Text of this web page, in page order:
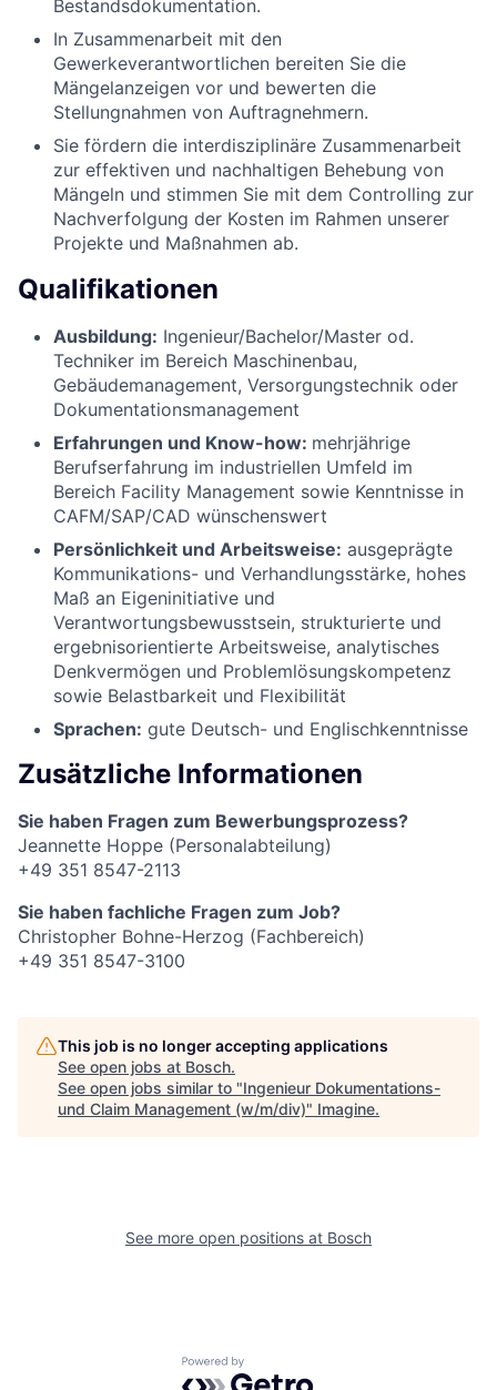
Bestandsdokumentation.
In Zusammenarbeit mit den
Gewerkeverantwortlichen bereiten Sie die
Mängelanzeigen vor und bewerten die
Stellungnahmen von Auftragnehmern.
Sie fördern die interdisziplinäre Zusammenarbeit
zur effektiven und nachhaltigen Behebung von
Mängeln und stimmen Sie mit dem Controlling zur
Nachverfolgung der Kosten im Rahmen unserer
Projekte und Maßnahmen ab.
Qualifikationen
Ausbildung: Ingenieur/Bachelor/Master od.
Techniker im Bereich Maschinenbau,
Gebäudemanagement, Versorgungstechnik oder
Dokumentationsmanagement
Erfahrungen und Know-how: mehrjährige
Berufserfahrung im industriellen Umfeld im
Bereich Facility Management sowie Kenntnisse in
CAFM/SAP/CAD wünschenswert
Persönlichkeit und Arbeitsweise: ausgeprägte
Kommunikations- und Verhandlungsstärke, hohes
Maß an Eigeninitiative und
Verantwortungsbewusstsein, strukturierte und
ergebnisorientierte Arbeitsweise, analytisches
Denkvermögen und Problemlösungskompetenz
sowie Belastbarkeit und Flexibilität
Sprachen: gute Deutsch- und Englischkenntnisse
Zusätzliche Informationen
Sie haben Fragen zum Bewerbungsprozess?
Jeannette Hoppe (Personalabteilung)
+49 351 8547-2113
Sie haben fachliche Fragen zum Job?
Christopher Bohne-Herzog (Fachbereich)
+49 351 8547-3100
This job is no longer accepting applications
See open jobs at Bosch.
See open jobs similar to "Ingenieur Dokumentations-
und Claim Management (w/m/div)" Imagine.
See more open positions at Bosch
Powered by Getro.com